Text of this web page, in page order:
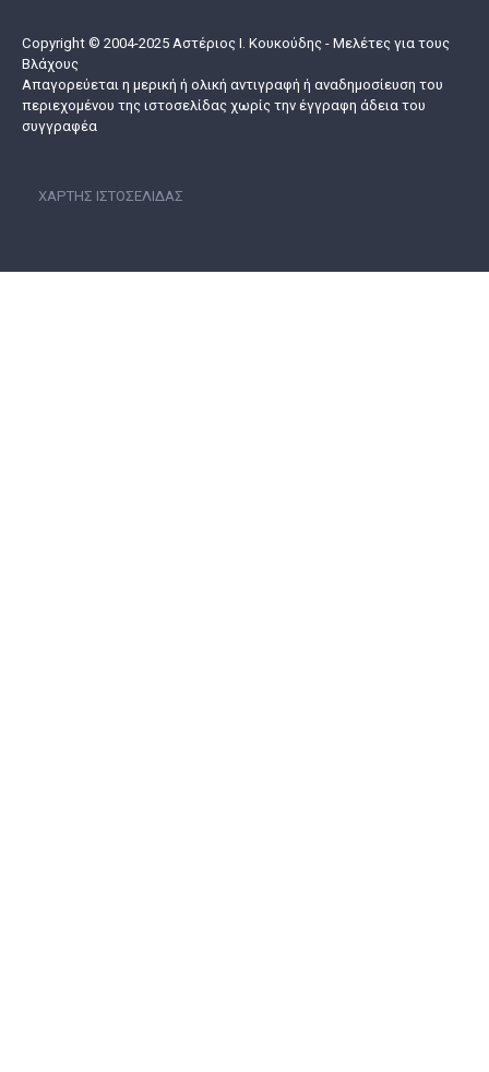
Copyright © 2004-2025 Αστέριος I. Κουκούδης - Μελέτες για τους
Βλάχους
Απαγορεύεται η μερική ή ολική αντιγραφή ή αναδημοσίευση του
περιεχομένου της ιστοσελίδας χωρίς την έγγραφη άδεια του
συγγραφέα
ΧΆΡΤΗΣ ΙΣΤΟΣΕΛΊΔΑΣ